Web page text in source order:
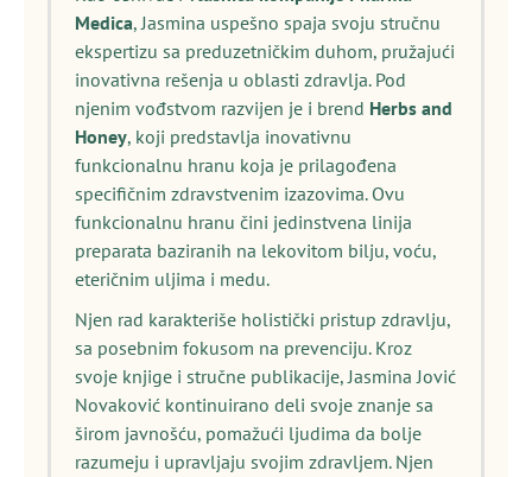
Medica, Jasmina uspešno spaja svoju stručnu
ekspertizu sa preduzetničkim duhom, pružajući
inovativna rešenja u oblasti zdravlja. Pod
njenim vođstvom razvijen je i brend Herbs and
Honey, koji predstavlja inovativnu
funkcionalnu hranu koja je prilagođena
specifičnim zdravstvenim izazovima. Ovu
funkcionalnu hranu čini jedinstvena linija
preparata baziranih na lekovitom bilju, voću,
eteričnim uljima i medu.
Njen rad karakteriše holistički pristup zdravlju,
sa posebnim fokusom na prevenciju. Kroz
svoje knjige i stručne publikacije, Jasmina Jović
Novaković kontinuirano deli svoje znanje sa
širom javnošću, pomažući ljudima da bolje
razumeju i upravljaju svojim zdravljem. Njen